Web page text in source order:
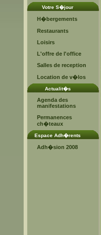
Votre S�jour
H�bergements
Restaurants
Loisirs
L'offre de l'office
Salles de reception
Location de v�los
Actualit�s
Agenda des
manifestations
Permanences
ch�teaux
Espace Adh�rents
Adh�sion 2008